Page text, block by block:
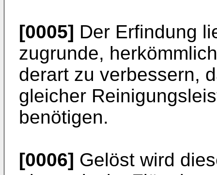
[0005] Der Erfindung
zugrunde,
derart zu verbessern,
gleicher
benötigen.
[0006] Gelöst wird